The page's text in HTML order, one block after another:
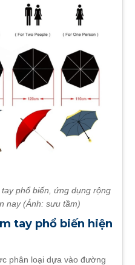
phổ biến, ứng dụng rộng
nay (Ảnh: sưu tầm)
tay phổ biến hiện
phân loại dựa vào đường